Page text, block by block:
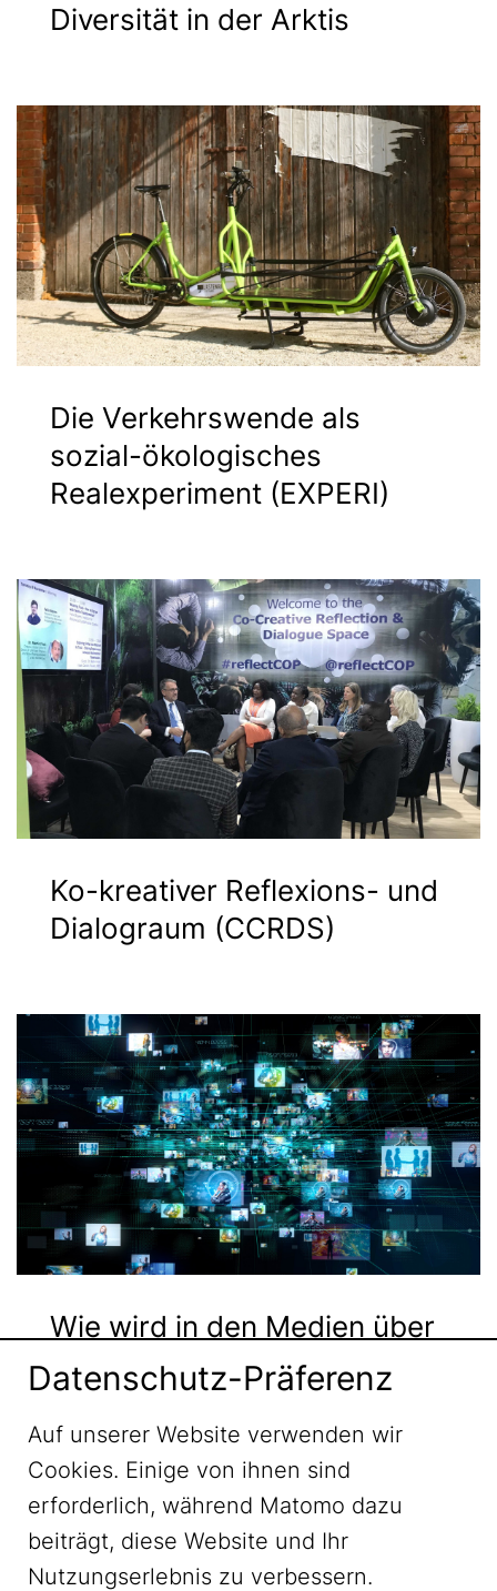
Diversität in der Arktis
Die Verkehrswende als
sozial-ökologisches
Realexperiment (EXPERI)
Ko-kreativer Reflexions- und
Dialograum (CCRDS)
Wie wird in den Medien über
CCU kommuniziert?
Medienanalyse und
Entwicklung von
Kommunikationsformaten für
die BMBF-Fördermaßnahme
CO2-WIN
Datenschutz-Präferenz
Auf unserer Website verwenden wir
Cookies. Einige von ihnen sind
erforderlich, während Matomo dazu
beiträgt, diese Website und Ihr
Nutzungserlebnis zu verbessern.